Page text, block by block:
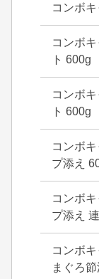
コンボ
コンボ
ト 600g
コンボ
ト 600g
コンボ
プ添え
コンボ
プ添え
コンボ
まぐろ